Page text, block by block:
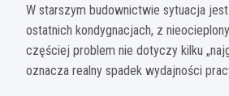
W starszym budownictwie sytuacja
ostatnich kondygnacjach, z
częściej problem nie dotyczy kilku
oznacza realny spadek wydajności